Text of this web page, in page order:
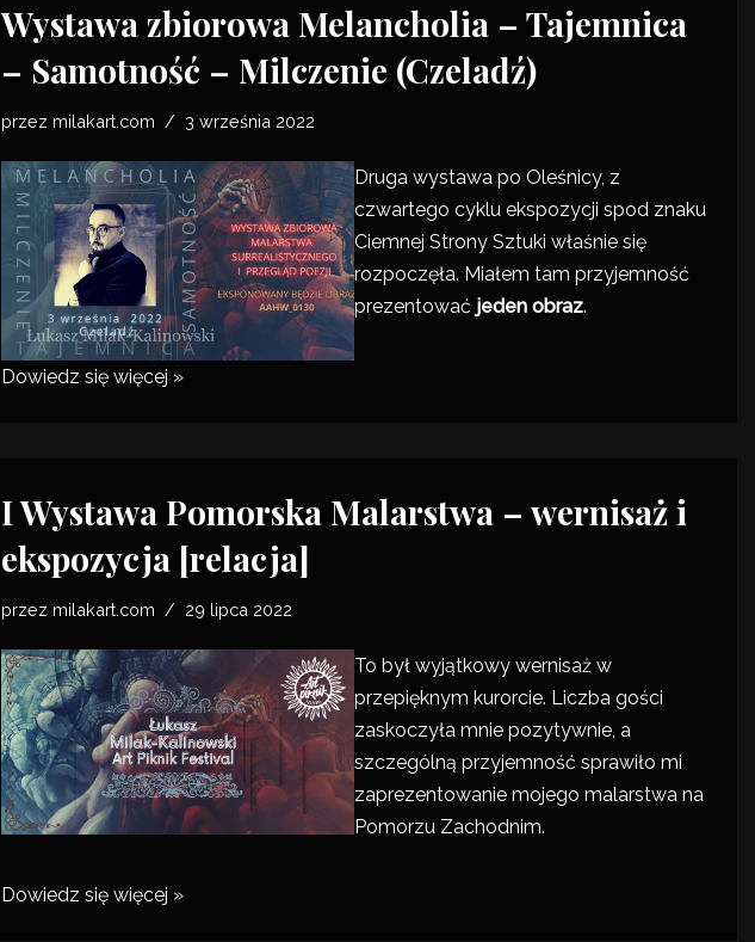
Wystawa zbiorowa Melancholia – Tajemnica
– Samotność – Milczenie (Czeladź)
przez milakart.com 3 września 2022
Druga wystawa po Oleśnicy, z
czwartego cyklu ekspozycji spod znaku
Ciemnej Strony Sztuki właśnie się
rozpoczęła. Miałem tam przyjemność
prezentować jeden obraz.
Dowiedz się więcej »
I Wystawa Pomorska Malarstwa – wernisaż i
ekspozycja [relacja]
przez milakart.com 29 lipca 2022
To był wyjątkowy wernisaż w
przepięknym kurorcie. Liczba gości
zaskoczyła mnie pozytywnie, a
szczególną przyjemność sprawiło mi
zaprezentowanie mojego malarstwa na
Pomorzu Zachodnim.
Dowiedz się więcej »